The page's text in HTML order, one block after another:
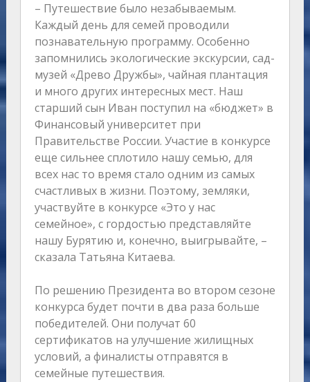
– Путешествие было незабываемым.
Каждый день для семей проводили
познавательную программу. Особенно
запомнились экологические экскурсии, сад-
музей «Древо Дружбы», чайная плантация
и много других интересных мест. Наш
старший сын Иван поступил на «бюджет» в
Финансовый университет при
Правительстве России. Участие в конкурсе
еще сильнее сплотило нашу семью, для
всех нас то время стало одним из самых
счастливых в жизни. Поэтому, земляки,
участвуйте в конкурсе «Это у нас
семейное», с гордостью представляйте
нашу Бурятию и, конечно, выигрывайте, –
сказала Татьяна Китаева.
По решению Президента во втором сезоне
конкурса будет почти в два раза больше
победителей. Они получат 60
сертификатов на улучшение жилищных
условий, а финалисты отправятся в
семейные путешествия.